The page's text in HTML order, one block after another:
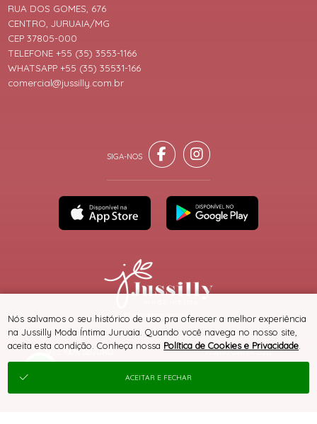
SITE 100% SEGURO PLATAFORMA B2B
RUA DOS GOMES, 676
CENTRO, JURUAIA/MG
CEP 37805-000
TELEFONE +55 (35) 3553-1166
WHATSAPP +55 (35) 35531-166
comercial@jussilly.com.br
® TODOS DIREITOS RESERVADOS
Nós salvamos o seu histórico de uso pra oferecer a melhor experiência
na Jussilly Moda Íntima Juruaia. Quando você navega no nosso site,
aceita esta condição. Conheça nossa Política de Cookies e Privacidade
ACEITAR E FECHAR